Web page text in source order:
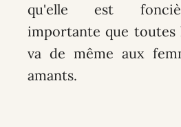
qu'elle est
importante que toutes
va de même aux
amants.